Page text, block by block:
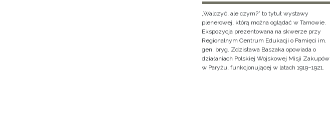
„Walczyć, ale czym?” to tytuł wystawy
plenerowej, którą można oglądać w Tarnowie.
Ekspozycja prezentowana na skwerze przy
Regionalnym Centrum Edukacji o Pamięci im.
gen. bryg. Zdzisława Baszaka opowiada o
działaniach Polskiej Wojskowej Misji Zakupów
w Paryżu, funkcjonującej w latach 1919–1921.